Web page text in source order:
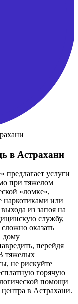
в Астрахани
услуги
при тяжелом
«ломке»,
наркотиками или
из запоя на
службу,
оказать
дому
перейдя
тяжелых
не рискуйте
горячую
помощи
в Астрахани.